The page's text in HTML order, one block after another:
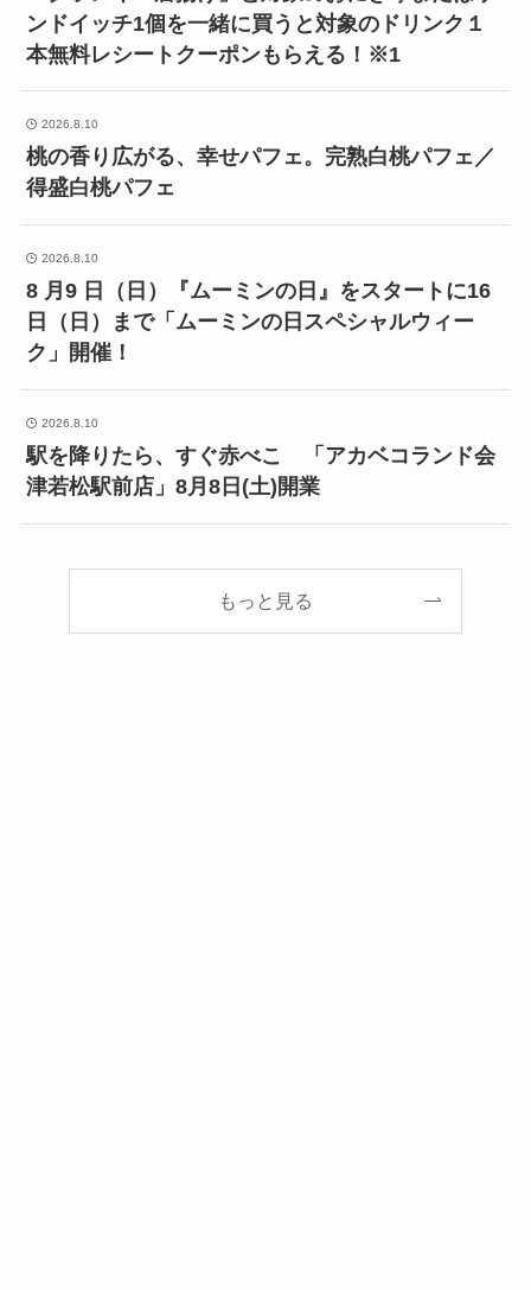
ンドイッチ1個を一緒に買うと対象のドリンク１
本無料レシートクーポンもらえる！※1
2026.8.10
桃の香り広がる、幸せパフェ。完熟白桃パフェ／
得盛白桃パフェ
2026.8.10
8 月9 日（日）『ムーミンの日』をスタートに16
日（日）まで「ムーミンの日スペシャルウィー
ク」開催！
2026.8.10
駅を降りたら、すぐ赤べこ 「アカベコランド会
津若松駅前店」8月8日(土)開業
もっと見る